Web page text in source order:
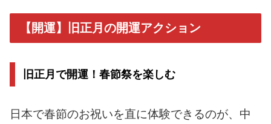
【開運】旧正月の開運アクション
旧正月で開運！春節祭を楽しむ
日本で春節のお祝いを直に体験できるのが、中